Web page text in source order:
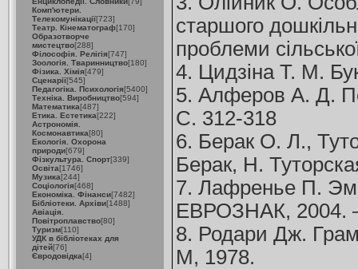
Комп'ютери.
Телекомунікації[723]
Театр. Кінематограф[170]
Образотворче
мистецтво[288]
Філософія. Релігія[747]
Зоологія. Тваринництво[180]
Фізика. Хімія[479]
Сценарії[545]
Педагогіка. Психологія[5400]
Техніка. Виробництво[594]
Математика[487]
Етика. Естетика[222]
Астрономія.
Космонавтика[80]
Екологія. Охорона
природи[679]
Фізкультура. Спорт[339]
Освіта[1746]
Музика[244]
Соціологія[468]
Економіка. Фінанси[7482]
Бібліотеки. Архіви[1488]
Авіація.
Повітроплавство[80]
Туризм[110]
УДК в бібліотеках для
дітей[76]
Євродовідка[4]
старшого
проблеми
4. Цидзіна Т. М.
5. Алферов А. Д.
С. 312-318
6. Берак О. Л.,
Берак, Н.
7. Лафренье П.
ЕВРОЗНАК, 2004.
8. Родари Дж.
М, 1978.